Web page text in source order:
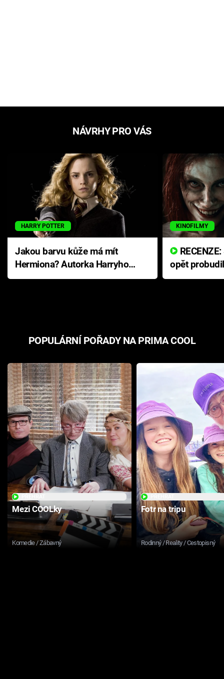
NÁVRHY PRO VÁS
HARRY POTTER
Jakou barvu kůže má mít
Hermiona? Autorka Harryho
Pottera přišla s ráznou
KINOFILMY
opět
přichází s
POPULÁRNÍ POŘADY NA PRIMA COOL
Mezi COOLky
Komedie / Zábavný
Fotr na tripu
Rodinný / Reality / Cestopisný